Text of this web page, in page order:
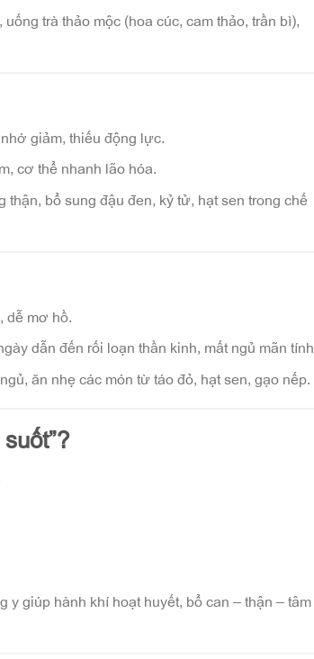
trà thảo mộc (hoa cúc, cam thảo, trần bì),
giảm, thiếu động lực.
cơ thể nhanh lão hóa.
bổ sung đậu đen, kỷ tử, hạt sen trong chế
dễ mơ hồ.
dẫn đến rối loạn thần kinh, mất ngủ mãn tính.
ăn nhẹ các món từ táo đỏ, hạt sen, gạo nếp.
giúp hành khí hoạt huyết, bổ can – thận – tâm